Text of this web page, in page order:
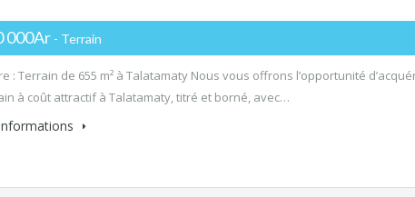
000Ar - Terrain
: Terrain de 655 m² à Talatamaty Nous vous offrons l’opportunité
à coût attractif à Talatamaty, titré et borné, avec…